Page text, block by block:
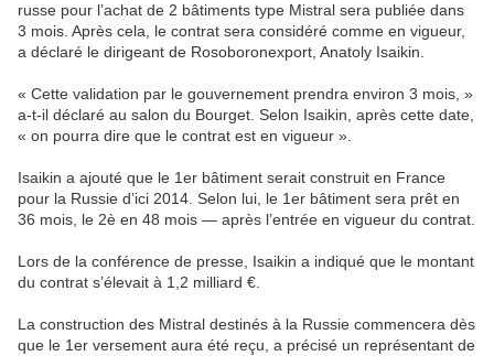
russe pour l’achat de 2 bâtiments type Mistral sera publiée dans
3 mois. Après cela, le contrat sera considéré comme en vigueur,
a déclaré le dirigeant de Rosoboronexport, Anatoly Isaikin.
« Cette validation par le gouvernement prendra environ 3 mois, »
a-t-il déclaré au salon du Bourget. Selon Isaikin, après cette date,
« on pourra dire que le contrat est en vigueur ».
Isaikin a ajouté que le 1er bâtiment serait construit en France
pour la Russie d’ici 2014. Selon lui, le 1er bâtiment sera prêt en
36 mois, le 2è en 48 mois — après l’entrée en vigueur du contrat.
Lors de la conférence de presse, Isaikin a indiqué que le montant
du contrat s’élevait à 1,2 milliard €.
La construction des Mistral destinés à la Russie commencera dès
que le 1er versement aura été reçu, a précisé un représentant de